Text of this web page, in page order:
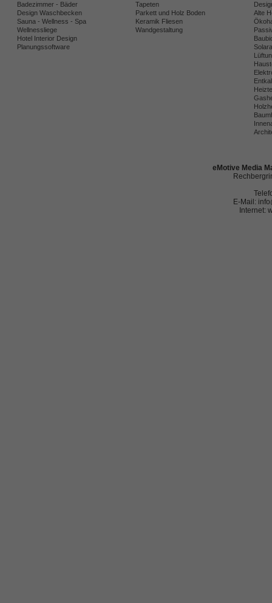
Badezimmer - Bäder
Design Waschbecken
Sauna - Wellness - Spa
Wellnessliege
Hotel Interior Design
Planungssoftware
Tapeten
Parkett und Holz Boden
Keramik Fliesen
Wandgestaltung
Alte
eMotive Media
E-Mail:
Internet: